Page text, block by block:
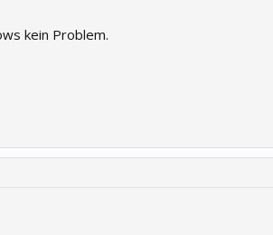
kein Problem.